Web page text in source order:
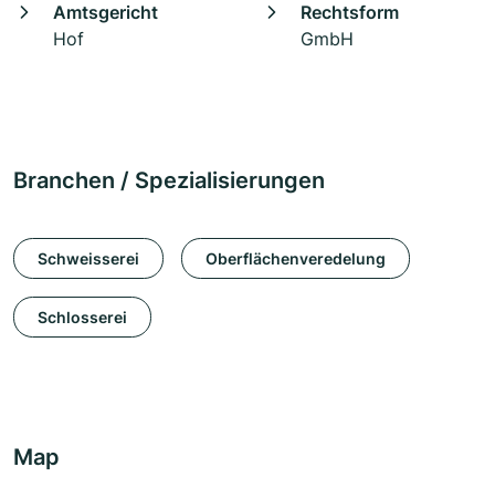
Amtsgericht
Hof
Rechtsform
GmbH
Branchen / Spezialisierungen
Schweisserei Oberflächenveredelung
Schlosserei
Map